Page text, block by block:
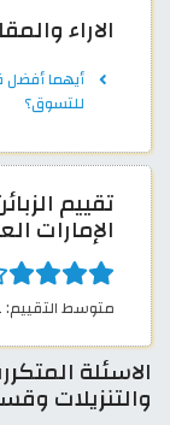
الاراء
أيهما أفضل
للتسوق؟
تقييم
الإمارات
متوسط التقييم: 4.1 من 5 نجوم بواسطة 319 مستخدم
الاسئلة
والتنزيلات